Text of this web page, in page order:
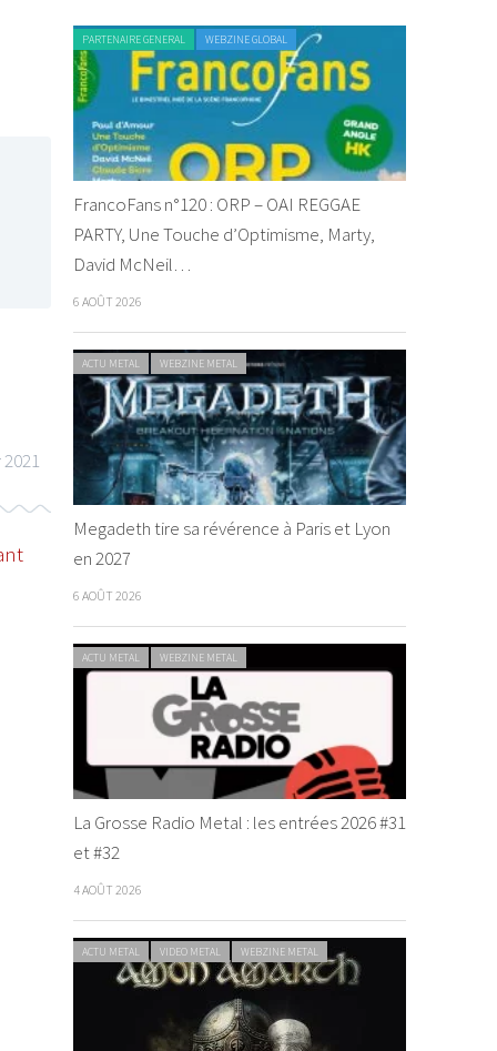
PARTENAIRE GENERAL WEBZINE GLOBAL
FrancoFans n°120 : ORP – OAI REGGAE
PARTY, Une Touche d’Optimisme, Marty,
David McNeil…
6 AOÛT 2026
ACTU METAL WEBZINE METAL
Megadeth tire sa révérence à Paris et Lyon
en 2027
6 AOÛT 2026
ACTU METAL WEBZINE METAL
La Grosse Radio Metal : les entrées 2026 #31
et #32
4 AOÛT 2026
ACTU METAL VIDEO METAL WEBZINE METAL